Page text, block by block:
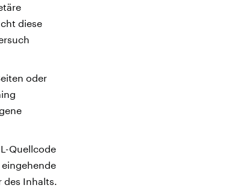
diese
oder
Quellcode
Inhalts.